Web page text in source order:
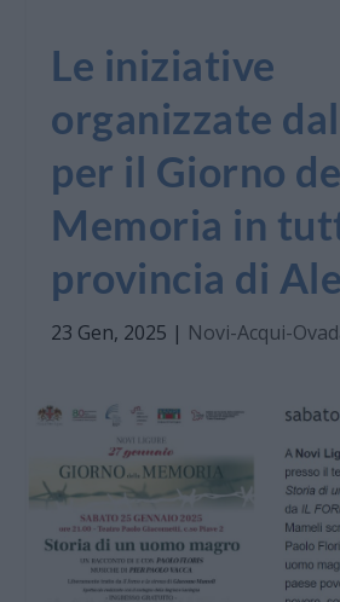
Le iniziative
organizzate
per il Giorno
Memoria in
provincia di
23 Gen, 2025 | Novi-Acqui-